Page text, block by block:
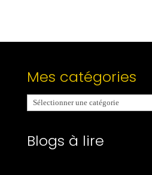
Mes catégories
Mes
catégories
Blogs à lire